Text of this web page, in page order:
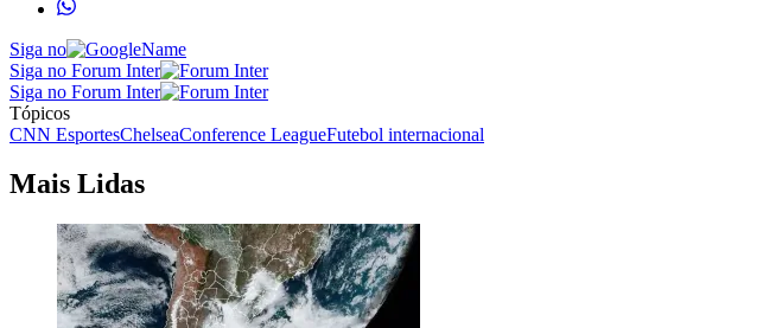
Siga no
Siga no Forum Inter
Siga no Forum Inter
Tópicos
CNN EsportesChelseaConference LeagueFutebol internacional
Mais Lidas